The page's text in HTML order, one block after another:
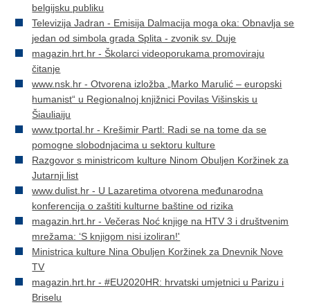
belgijsku publiku
Televizija Jadran - Emisija Dalmacija moga oka: Obnavlja se
jedan od simbola grada Splita - zvonik sv. Duje
magazin.hrt.hr - Školarci videoporukama promoviraju
čitanje
www.nsk.hr - Otvorena izložba „Marko Marulić – europski
humanist“ u Regionalnoj knjižnici Povilas Višinskis u
Šiauliaiju
www.tportal.hr - Krešimir Partl: Radi se na tome da se
pomogne slobodnjacima u sektoru kulture
Razgovor s ministricom kulture Ninom Obuljen Koržinek za
Jutarnji list
www.dulist.hr - U Lazaretima otvorena međunarodna
konferencija o zaštiti kulturne baštine od rizika
magazin.hrt.hr - Večeras Noć knjige na HTV 3 i društvenim
mrežama: ‘S knjigom nisi izoliran!'
Ministrica kulture Nina Obuljen Koržinek za Dnevnik Nove
TV
magazin.hrt.hr - #EU2020HR: hrvatski umjetnici u Parizu i
Briselu